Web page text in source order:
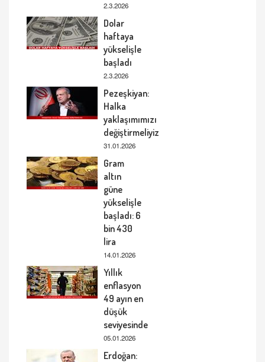
2.3.2026
Dolar
haftaya
yükselişle
başladı
2.3.2026
Pezeşkiyan:
Halka
yaklaşımımızı
değiştirmeliyiz
31.01.2026
Gram
altın
güne
yükselişle
başladı: 6
bin 430
lira
14.01.2026
Yıllık
enflasyon
49 ayın en
düşük
seviyesinde
05.01.2026
Erdoğan: